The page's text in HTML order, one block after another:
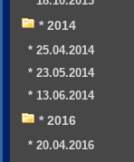
* 2014
* 25.04.2014
* 23.05.2014
* 13.06.2014
* 2016
* 20.04.2016